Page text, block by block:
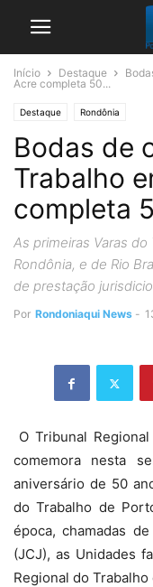
Início Destaque
Acre completa 50...
Destaque Rondônia
Bodas de
Trabalho
completa
As primeiras Varas
Rondônia, e de Rio
de prestação
Por Rondoniaqui News -
O Tribunal
comemora nesta
aniversário de 50
do Trabalho de
época, chamadas
(JCJ), as Unidades
Regional do